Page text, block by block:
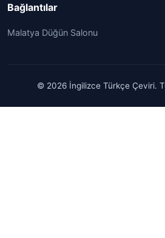
Bağlantılar
Malatya Düğün Salonu
© 2026 İngilizce Türkçe Çeviri.